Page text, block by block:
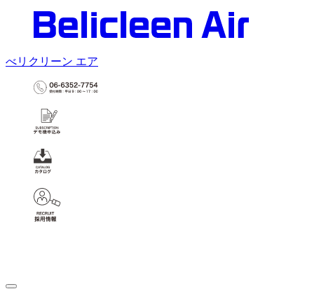
べリクリーン エア